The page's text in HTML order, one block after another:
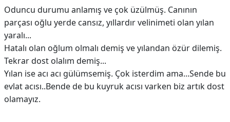
Oduncu durumu anlamış ve çok üzülmüş. Canının
parçası oğlu yerde cansız, yıllardır velinimeti olan yılan
yaralı...
Hatalı olan oğlum olmalı demiş ve yılandan özür dilemiş.
Tekrar dost olalım demiş...
Yılan ise acı acı gülümsemiş. Çok isterdim ama...Sende bu
evlat acısı..Bende de bu kuyruk acısı varken biz artık dost
olamayız.